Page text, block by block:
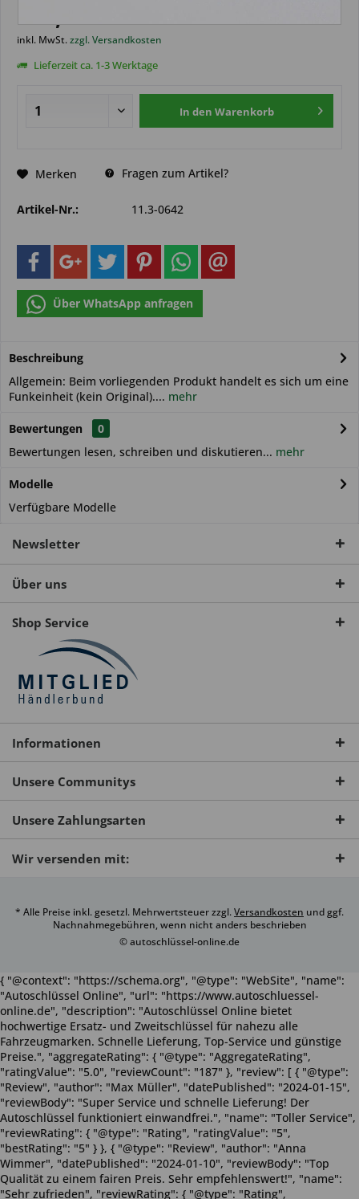
119,99 € *
inkl. MwSt.zzgl. Versandkosten
Lieferzeit ca. 1-3 Werktage
In den Warenkorb
Merken Fragen zum Artikel?
Artikel-Nr.: 11.3-0642
Über WhatsApp anfragen
Beschreibung
Allgemein: Beim vorliegenden Produkt handelt es sich um eine
Funkeinheit (kein Original).... mehr
Bewertungen
0
Bewertungen lesen, schreiben und diskutieren... mehr
Modelle
Verfügbare Modelle
Newsletter
Über uns
Shop Service
Informationen
Unsere Communitys
Unsere Zahlungsarten
Wir versenden mit:
* Alle Preise inkl. gesetzl. Mehrwertsteuer zzgl.Versandkosten und ggf.
Nachnahmegebühren, wenn nicht anders beschrieben
© autoschlüssel-online.de
{ "@context": "https://schema.org", "@type": "WebSite", "name":
"Autoschlüssel Online", "url": "https://www.autoschluessel-
online.de", "description": "Autoschlüssel Online bietet
hochwertige Ersatz- und Zweitschlüssel für nahezu alle
Fahrzeugmarken. Schnelle Lieferung, Top-Service und günstige
Preise.", "aggregateRating": { "@type": "AggregateRating",
"ratingValue": "5.0", "reviewCount": "187" }, "review": [ { "@type":
"Review", "author": "Max Müller", "datePublished": "2024-01-15",
"reviewBody": "Super Service und schnelle Lieferung! Der
Autoschlüssel funktioniert einwandfrei.", "name": "Toller Service",
"reviewRating": { "@type": "Rating", "ratingValue": "5",
"bestRating": "5" } }, { "@type": "Review", "author": "Anna
Wimmer", "datePublished": "2024-01-10", "reviewBody": "Top
Qualität zu einem fairen Preis. Sehr empfehlenswert!", "name":
"Sehr zufrieden", "reviewRating": { "@type": "Rating",